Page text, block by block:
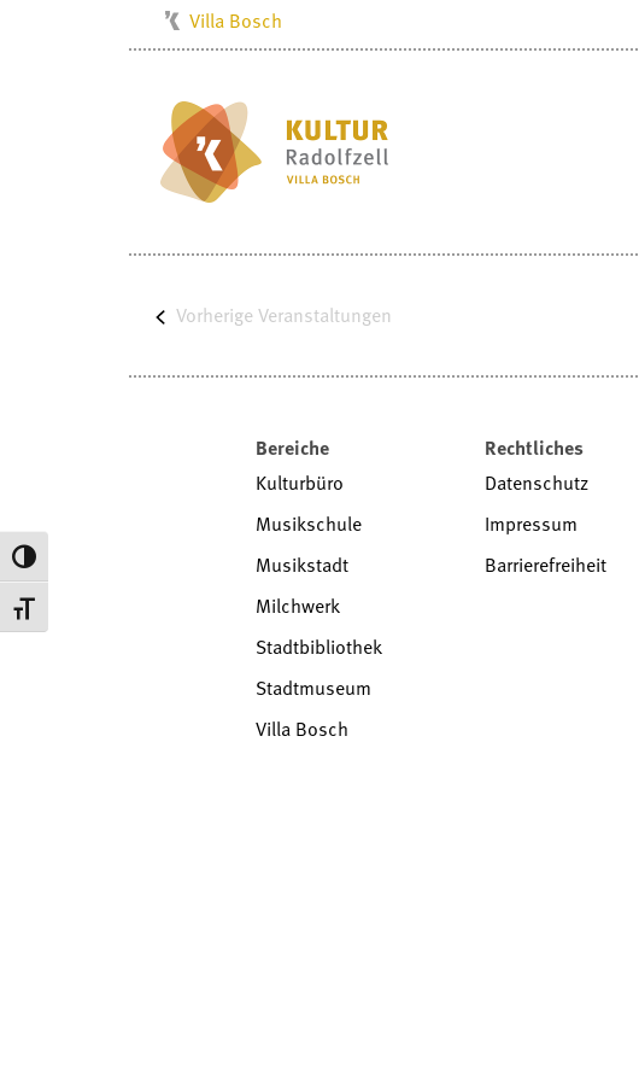
Umschalten auf hohe Kontraste
Schrift vergrößern
Milchwerk
Musikschule
Stadtarchiv
Villa Bosch
Radolfzell1200
Vorherige Veranstaltungen
Bereiche
Kulturbüro
Musikschule
Musikstadt
Milchwerk
Stadtbibliothek
Stadtmuseum
Villa Bosch
Rechtliches
Datenschutz
Impressum
Barrierefreiheit